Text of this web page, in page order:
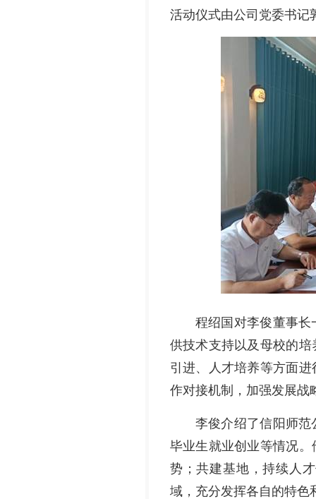
活动仪式由公司党委书记
程绍国对李俊董事
供技术支持以及母校的
引进、人才培养等方面
作对接机制，加强发展战
李俊介绍了信阳师
毕业生就业创业等情况
势；共建基地，持续人
域，充分发挥各自的特色